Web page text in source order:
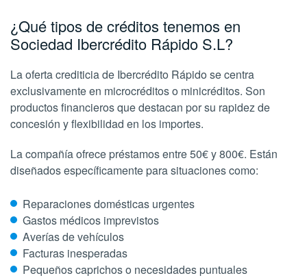
¿Qué tipos de créditos tenemos en
Sociedad Ibercrédito Rápido S.L?
La oferta crediticia de Ibercrédito Rápido se centra
exclusivamente en microcréditos o minicréditos. Son
productos financieros que destacan por su rapidez de
concesión y flexibilidad en los importes.
La compañía ofrece préstamos entre 50€ y 800€. Están
diseñados específicamente para situaciones como:
Reparaciones domésticas urgentes
Gastos médicos imprevistos
Averías de vehículos
Facturas inesperadas
Pequeños caprichos o necesidades puntuales